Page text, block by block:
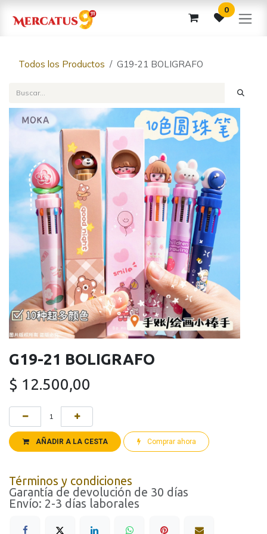
0
Todos los Productos G19-21 BOLIGRAFO
G19-21 BOLIGRAFO
$ 12.500,00
AÑADIR A LA CESTA Comprar ahora
Términos y condiciones
Garantía de devolución de 30 días
Envío: 2-3 días laborales